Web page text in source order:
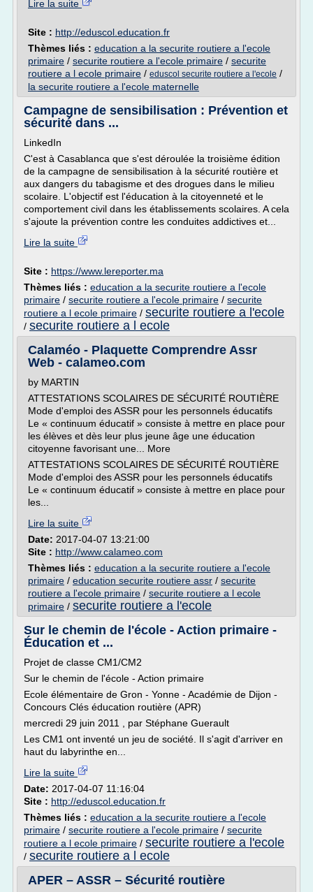
Lire la suite
Site : http://eduscol.education.fr
Thèmes liés : education a la securite routiere a l'ecole
primaire / securite routiere a l'ecole primaire / securite
routiere a l ecole primaire / eduscol securite routiere a l'ecole /
la securite routiere a l'ecole maternelle
Campagne de sensibilisation : Prévention et
sécurité dans ...
LinkedIn
C'est à Casablanca que s'est déroulée la troisième édition
de la campagne de sensibilisation à la sécurité routière et
aux dangers du tabagisme et des drogues dans le milieu
scolaire. L'objectif est l'éducation à la citoyenneté et le
comportement civil dans les établissements scolaires. A cela
s'ajoute la prévention contre les conduites addictives et...
Lire la suite
Site : https://www.lereporter.ma
Thèmes liés : education a la securite routiere a l'ecole
primaire / securite routiere a l'ecole primaire / securite
routiere a l ecole primaire / securite routiere a l'ecole
/ securite routiere a l ecole
Calaméo - Plaquette Comprendre Assr
Web - calameo.com
by MARTIN
ATTESTATIONS SCOLAIRES DE SÉCURITÉ ROUTIÈRE
Mode d'emploi des ASSR pour les personnels éducatifs
Le « continuum éducatif » consiste à mettre en place pour
les élèves et dès leur plus jeune âge une éducation
citoyenne favorisant une... More
ATTESTATIONS SCOLAIRES DE SÉCURITÉ ROUTIÈRE
Mode d'emploi des ASSR pour les personnels éducatifs
Le « continuum éducatif » consiste à mettre en place pour
les...
Lire la suite
Date: 2017-04-07 13:21:00
Site : http://www.calameo.com
Thèmes liés : education a la securite routiere a l'ecole
primaire / education securite routiere assr / securite
routiere a l'ecole primaire / securite routiere a l ecole
primaire / securite routiere a l'ecole
Sur le chemin de l'école - Action primaire -
Éducation et ...
Projet de classe CM1/CM2
Sur le chemin de l'école - Action primaire
Ecole élémentaire de Gron - Yonne - Académie de Dijon -
Concours Clés éducation routière (APR)
mercredi 29 juin 2011 , par Stéphane Guerault
Les CM1 ont inventé un jeu de société. Il s'agit d'arriver en
haut du labyrinthe en...
Lire la suite
Date: 2017-04-07 11:16:04
Site : http://eduscol.education.fr
Thèmes liés : education a la securite routiere a l'ecole
primaire / securite routiere a l'ecole primaire / securite
routiere a l ecole primaire / securite routiere a l'ecole
/ securite routiere a l ecole
APER – ASSR – Sécurité routière